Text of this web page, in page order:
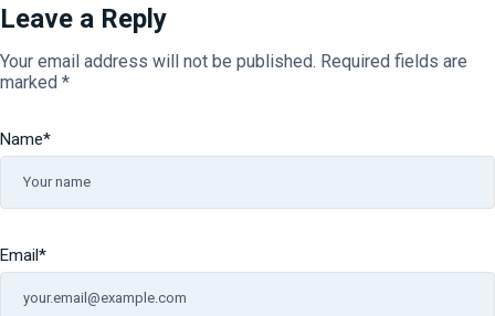
Leave a Reply
Your email address will not be published. Required fields are
marked *
Name*
Email *